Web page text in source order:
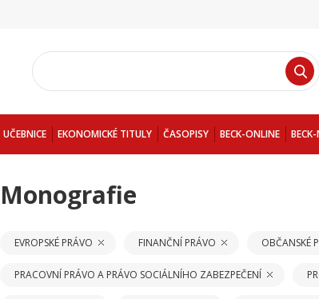
UČEBNICE EKONOMICKÉ TITULY ČASOPISY BECK-ONLINE
Monografie
EVROPSKÉ PRÁVO FINANČNÍ PRÁVO OBČANSKÉ
PRACOVNÍ PRÁVO A PRÁVO SOCIÁLNÍHO ZABEZPEČENÍ